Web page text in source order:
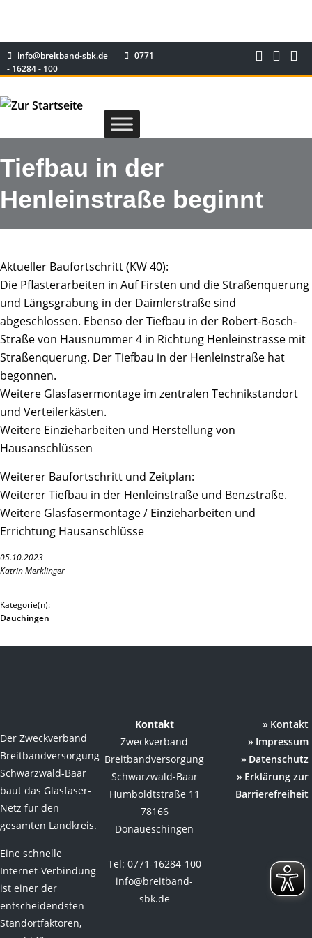
info@breitband-sbk.de
0771
- 16284 - 100
Tiefbau in der
Henleinstraße beginnt
Aktueller Baufortschritt (KW 40):
Die Pflasterarbeiten in Auf Firsten und die Straßenquerung
und Längsgrabung in der Daimlerstraße sind
abgeschlossen. Ebenso der Tiefbau in der Robert-Bosch-
Straße von Hausnummer 4 in Richtung Henleinstrasse mit
Straßenquerung. Der Tiefbau in der Henleinstraße hat
begonnen.
Weitere Glasfasermontage im zentralen Technikstandort
und Verteilerkästen.
Weitere Einzieharbeiten und Herstellung von
Hausanschlüssen
Weiterer Baufortschritt und Zeitplan:
Weiterer Tiefbau in der Henleinstraße und Benzstraße.
Weitere Glasfasermontage / Einzieharbeiten und
Errichtung Hausanschlüsse
05.10.2023
Katrin Merklinger
Kategorie(n):
Dauchingen
Der Zweckverband
Breitbandversorgung
Schwarzwald-Baar
baut das Glasfaser-
Netz für den
gesamten Landkreis.
Eine schnelle
Internet-Verbindung
ist einer der
entscheidendsten
Standortfaktoren,
Kontakt
Zweckverband
Breitbandversorgung
Schwarzwald-Baar
Humboldtstraße 11
78166
Donaueschingen
Tel: 0771-16284-100
info@breitband-
sbk.de
Kontakt
Impressum
Datenschutz
Erklärung zur
Barrierefreiheit